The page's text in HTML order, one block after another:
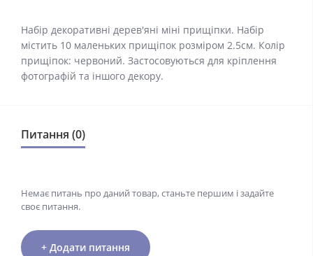
Набір декоративні дерев'яні міні прищіпки. Набір
містить 10 маленьких прищіпок розміром 2.5см. Колір
прищіпок: червоний. Застосовуються для кріплення
фотографій та іншого декору.
Питання (0)
Немає питань про даний товар, станьте першим і задайте
своє питання.
+ Додати питання